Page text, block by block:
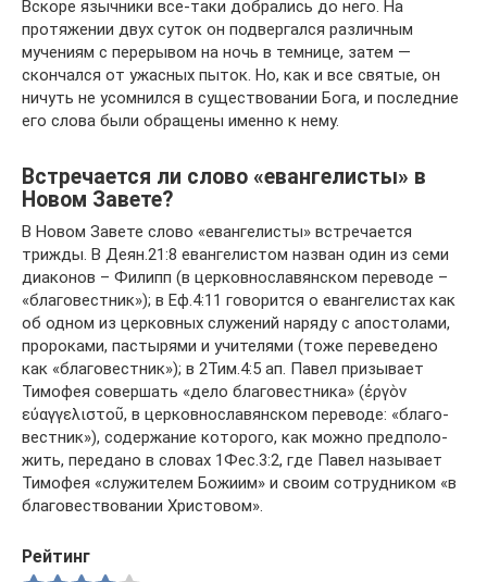
Вскоре язычники все-таки добрались до него. На
протяжении двух суток он подвергался различным
мучениям с перерывом на ночь в темнице, затем —
скончался от ужасных пыток. Но, как и все святые, он
ничуть не усомнился в существовании Бога, и последние
его слова были обращены именно к нему.
Встре­ча­ется ли слово «еван­ге­ли­сты» в
Новом Завете?
В Новом Завете слово «еван­ге­ли­сты» встре­ча­ется
трижды. В Деян.21:8 еван­ге­ли­стом назван один из семи
диа­ко­нов – Филипп (в цер­ков­но­сла­вян­ском пере­воде –
«бла­го­вест­ник»); в Еф.4:11 гово­рится о еван­ге­ли­стах как
об одном из цер­ков­ных слу­же­ний наряду с апо­сто­лами,
про­ро­ками, пас­ты­рями и учи­те­лями (тоже пере­ве­дено
как «бла­го­вест­ник»); в 2Тим.4:5 ап. Павел при­зы­вает
Тимо­фея совер­шать «дело бла­го­вест­ника» (ἐργὸν
εὐαγγελιστοῦ, в цер­ков­но­сла­вян­ском пере­воде: «бла­го­
вест­ник»), содер­жа­ние кото­рого, как можно пред­по­ло­
жить, пере­дано в словах 1Фес.3:2, где Павел назы­вает
Тимо­фея «слу­жи­те­лем Божиим» и своим сотруд­ни­ком «в
бла­го­вест­во­ва­нии Хри­сто­вом».
Рейтинг